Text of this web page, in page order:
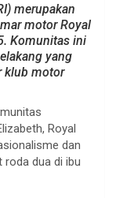
merupakan
motor Royal
Komunitas ini
yang
klub motor
Royal
dan
roda dua di ibu